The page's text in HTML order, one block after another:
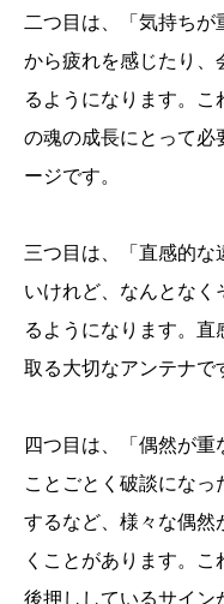
二つ目は、「気持ち
から疲れを感じたり、
るようになります。こ
の魂の成長にとって必
ージです。
三つ目は、「直感的な
いけれど、なんとなく
るようになります。
取る大切なアンテナで
四つ目は、「偶然が
ことごとく破談になっ
するなど、様々な偶然
くことがあります。
後押ししているサイン